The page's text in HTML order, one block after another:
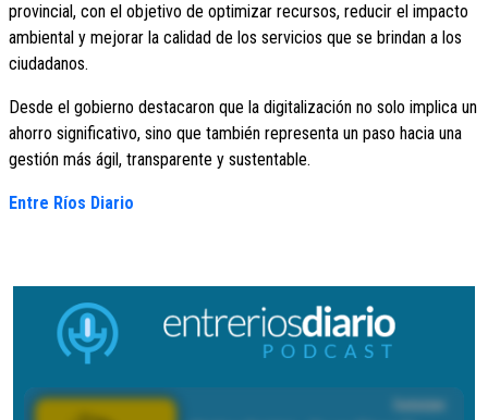
provincial, con el objetivo de optimizar recursos, reducir el impacto
ambiental y mejorar la calidad de los servicios que se brindan a los
ciudadanos.
Desde el gobierno destacaron que la digitalización no solo implica un
ahorro significativo, sino que también representa un paso hacia una
gestión más ágil, transparente y sustentable.
Entre Ríos Diario